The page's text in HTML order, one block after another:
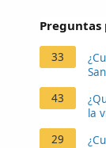
Preguntas
33
43
la
29